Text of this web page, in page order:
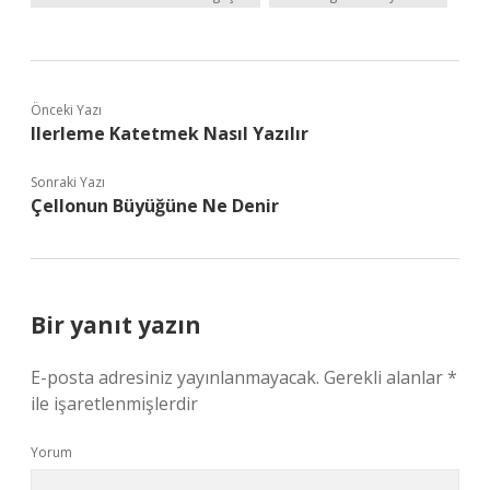
Önceki Yazı
Ilerleme Katetmek Nasıl Yazılır
Sonraki Yazı
Çellonun Büyüğüne Ne Denir
Bir yanıt yazın
E-posta adresiniz yayınlanmayacak. Gerekli alanlar*
ile işaretlenmişlerdir
Yorum